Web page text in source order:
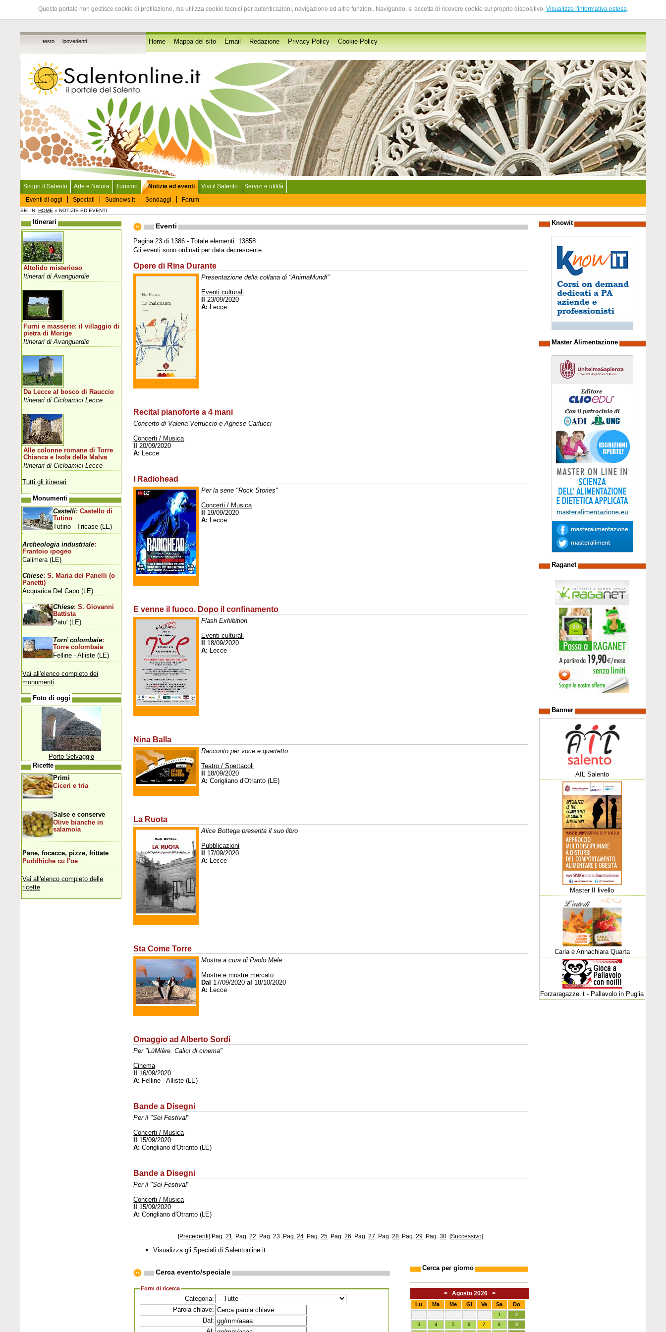
Questo portale non gestisce cookie di profilazione, ma utilizza cookie tecnici per autenticazioni, navigazione ed altre funzioni. Navigando, si accetta di ricevere cookie sul proprio dispositivo. Visualizza l'informativa estesa.
testo ipovedenti Home Mappa del sito Email Redazione Privacy Policy Cookie Policy
Scopri il Salento Arte e Natura Turismo
Notizie ed eventi
Eventi di oggi
Speciali Sudnews.it Sondaggi Forum
Vivi il Salento Servizi e utilità
SEI IN:HOME » NOTIZIE ED EVENTI
Eventi
Pagina 23 di 1386 - Totale elementi: 13858.
Gli eventi sono ordinati per data decrescente.
Opere di Rina Durante
Presentazione della collana di "AnimaMundi"
Eventi culturali
23/09/2020
A: Lecce
Recital pianoforte a 4 mani
Concerto di Valeria Vetruccio e Agnese Carlucci
Concerti / Musica
20/09/2020
A: Lecce
I Radiohead
Per la serie "Rock Stories"
Concerti / Musica
19/09/2020
A: Lecce
E venne il fuoco. Dopo il confinamento
Flash Exhibition
Eventi culturali
18/09/2020
A: Lecce
Nina Balla
Racconto per voce e quartetto
Teatro / Spettacoli
18/09/2020
A: Corigliano d'Otranto (LE)
La Ruota
Alice Bottega presenta il suo libro
Pubblicazioni
17/09/2020
A: Lecce
Sta Come Torre
Mostra a cura di Paolo Mele
Mostre e mostre mercato
Dal 17/09/2020al 18/10/2020
A: Lecce
Omaggio ad Alberto Sordi
Per "LùMière. Calici di cinema"
Cinema
16/09/2020
A: Felline - Alliste (LE)
Bande a Disegni
Per il "Sei Festival"
Concerti / Musica
15/09/2020
A: Corigliano d'Otranto (LE)
Bande a Disegni
Per il "Sei Festival"
Concerti / Musica
15/09/2020
A: Corigliano d'Otranto (LE)
[Precedenti] Pag.21 Pag.22 Pag. 23 Pag.24 Pag.25 Pag.26 Pag.27 Pag.28 Pag.29 Pag.30 [Successivo]
Visualizza gli Speciali di Salentonline.it
Cerca evento/speciale
Form di ricerca
Categoria:
Parola chiave:
Dal:
Cerca per giorno
< Agosto 2026 >
Lu Ma Me Gi Ve Sa Do
1
2
3
4 5 6 7 8
9
Itinerari
Altolido misterioso
Itinerari di Avanguardie
Furni e masserie: il villaggio di
pietra di Morige
Itinerari di Avanguardie
Da Lecce al bosco di Rauccio
Itinerari di Cicloamici Lecce
Alle colonne romane di Torre
Chianca e Isola della Malva
Itinerari di Cicloamici Lecce
Tutti gli itinerari
Monumenti
Castelli: Castello di
Tutino
Tutino - Tricase (LE)
Archeologia industriale:
Frantoio ipogeo
Calimera (LE)
Chiese: S. Maria dei Panelli (o
Panetti)
Acquarica Del Capo (LE)
Chiese: S. Giovanni
Battista
Patu' (LE)
Torri colombaie:
Torre colombaia
Felline - Alliste (LE)
Vai all'elenco completo dei
monumenti
Foto di oggi
Porto Selvaggio
Ricette
Primi
Ciceri e tria
Salse e conserve
Olive bianche in
salamoia
Pane, focacce, pizze, frittate
Puddhiche cu l'oe
Vai all'elenco completo delle
ricette
Knowit
Master Alimentazione
Raganet
Banner
AIL Salento
Master II livello
Carla e Annachiara Quarta
Forzaragazze.it - Pallavolo in Puglia